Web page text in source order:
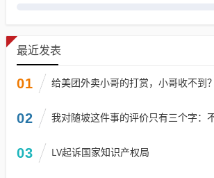
最近发表
01 给美团外卖小哥的打赏，小哥收不到？
02 我对随坡这件事的评价只有三个字：
03 LV起诉国家知识产权局